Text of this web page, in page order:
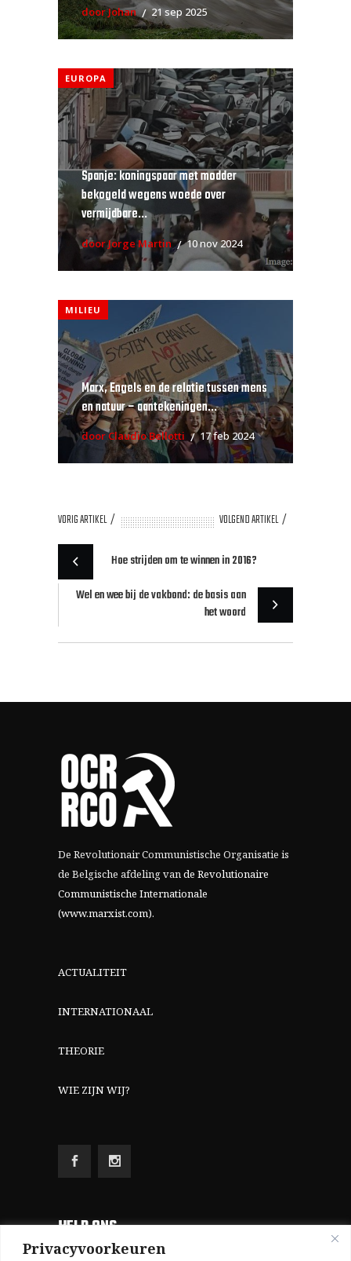
Privacyvoorkeuren
door Johan 21 sep 2025
EUROPA
Spanje: koningspaar met modder
bekogeld wegens woede over
vermijdbare...
door Jorge Martin 10 nov 2024
MILIEU
Marx, Engels en de relatie tussen mens
en natuur – aantekeningen...
door Claudio Bellotti 17 feb 2024
VORIG ARTIKEL VOLGEND ARTIKEL
Hoe strijden om te winnen in 2016?
Wel en wee bij de vakbond: de basis aan
het woord
De Revolutionair Communistische Organisatie is
de Belgische afdeling vande Revolutionaire
Communistische Internationale
(www.marxist.com).
ACTUALITEIT
INTERNATIONAAL
THEORIE
WIE ZIJN WIJ?
HELP ONS